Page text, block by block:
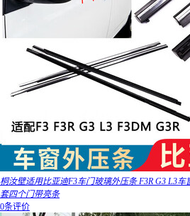
桐汝壁适用比亚迪F3车门玻璃外压条 F3R G3 L3
套四个门带亮条
0条评价